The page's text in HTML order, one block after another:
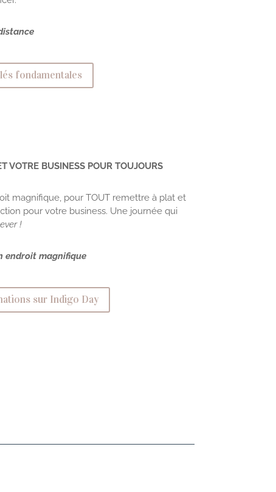
fondamentales
VOTRE BUSINESS POUR TOUJOURS
magnifique, pour TOUT remettre à plat et
pour votre business. Une journée qui
!
endroit magnifique
sur Indigo Day